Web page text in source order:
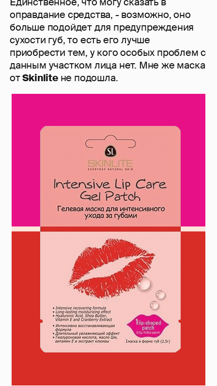
оправдание средства, - возможно, оно
больше подойдет для предупреждения
сухости губ, то есть его лучше
приобрести тем, у кого особых проблем с
данным участком лица нет. Мне же маска
отSkinliteне подошла.